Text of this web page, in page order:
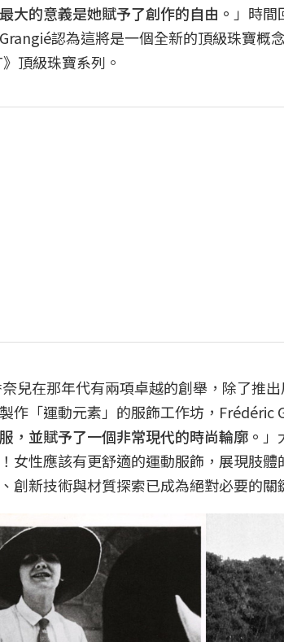
大的意義是她賦予了創作的自由。 」時
認為這將是一個全新的頂級珠寶概
頂級珠寶系列。
兒在那年代有兩項卓越的創舉，除了推
作「運動元素」的服飾工作坊，Frédéric
，並賦予了一個非常現代的時尚輪廓。
女性應該有更舒適的運動服飾，展現肢
創新技術與材質探索已成為絕對必要的關